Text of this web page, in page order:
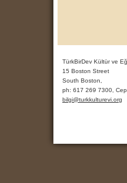
TürkBirDev Kültür ve
15 Boston Street
South Boston,
ph: 617 269 7300,
bilgi@turkkulturevi .org